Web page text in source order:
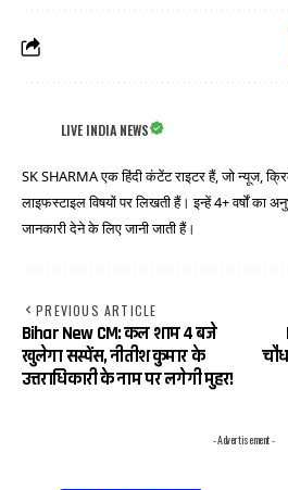
LIVE INDIA NEWS
SK SHARMA एक हिंदी कंटेंट राइटर हैं, जो न्यूज,
लाइफस्टाइल विषयों पर लिखती हैं। इन्हें 4+ वर्षों का
जानकारी देने के लिए जानी जाती हैं।
PREVIOUS ARTICLE
Bihar New CM: कल शाम 4 बजे
खुलेगा सस्पेंस, नीतीश कुमार के
उत्तराधिकारी के नाम पर लगेगी मुहर!
- Advertisement -